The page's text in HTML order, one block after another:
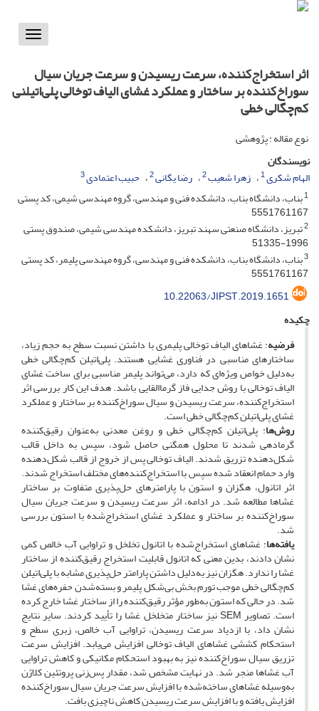
Toggle
اثر استخراج‌کننده، سرعت ریسیدن و سرعت جریان سیال
سوراخ‌کننده بر ساختار و عملکرد غشای الیاف توخالی پلی‌اتیلنی
کم‌چگالی خطی
نوع مقاله : پژوهشی
نویسندگان
الهام شکری1 زهرا شعیب2 رضا یگانی2 حبیب اعتمادی3
1بناب، دانشگاه بناب، دانشکده فنی و مهندسی، گروه مهندسی شیمی، کد پستی
5551761167
2تبریز، دانشگاه صنعتی سهند تبریز، دانشکده مهندسی شیمی، صندوق پستی
1996-51335
3بناب، دانشگاه بناب، دانشکده فنی و مهندسی، گروه مهندسی پلیمر، کد پستی
5551761167
10.22063/JIPST.2019.1651
چکیده
فرضیه: غشاهای الیاف توخالی پلیمری با داشتن نسبت سطح به حجم زیاد،
ساختارهای مناسبی در فناوری غشایی هستند. پلی‌اتیلن کم‌چگالی خطی
به‌دلیل خواص ویژه‌ای که دارد، می‌تواند پلیمر مناسبی برای ساخت غشای
الیاف توخالی با روش جدایی فاز گرماالقایی باشد. هدف این کار بررسی اثر
استخراج‌کننده، سرعت ریسیدن و سیال سوراخ‌کننده بر ساختار و عملکرد
غشای پلی‌اتیلن کم‌چگالی خطی است.
روش‌ها: پلی‌اتیلن کم‌چگالی خطی و روغن معدنی به‌عنوان رقیق‌کننده
گرمادهی شدند تا محلول همگنی حاصل شود، سپس به داخل قالب
شکل‌دهنده تزریق شدند. الیاف توخالی پس از خروج از قالب ‌شکل‌دهنده
وارد حمام انعقاد شده سپس با استخراج‌کننده‌های مختلف استخراج شدند.
اثر اتانول، هگزان و استون با پارامترهای حل‌پذیری متفاوت بر ساختار
غشاها مطالعه شد. در ادامه، اثر سرعت ریسیدن و سرعت جریان سیال
سوراخ‌کننده بر ساختار و عملکرد غشای استخراج‌شده با استون بررسی
شد.
یافته‌ها: غشاهای استخراج‌شده با اتانول تخلخل و تراوایی آب خالص کمی
نشان دادند، بدین معنی که اتانول قابلیت استخراج رقیق‌کننده از ساختار
غشا را ندارد. هگزان نیز به‌دلیل داشتن پارامتر حل‌پذیری مشابه با پلی‌اتیلن
کم‌چگالی خطی موجب تورم بخش بی‌شکل پلیمر و بسته‌شدن حفره‌های غشا
شد. در حالی که استون به‌طور مؤثر رقیق‌کننده را از ساختار غشا خارج کرده
است. تصاویر SEM نیز ساختار متخلخل غشا را تأیید کردند. سایر نتایج
نشان داد، با ازدیاد سرعت ریسیدن، تراوایی آب خالص، زبری سطح و
استحکام کششی غشاهای الیاف توخالی افزایش می‌یابد. افزایش سرعت
تزریق سیال سوراخ‌کننده نیز به بهبود استحکام مکانیکی و کاهش تراوایی
آب غشاها منجر شد. در نهایت مشخص شد، مقدار پس‌زنی پروتئین کلاژن
به‌وسیله غشاهای ساخته‌شده با افزایش سرعت جریان سیال سوراخ‌کننده
افزایش یافته و با افزایش سرعت ریسیدن کاهش ناچیزی بافت.